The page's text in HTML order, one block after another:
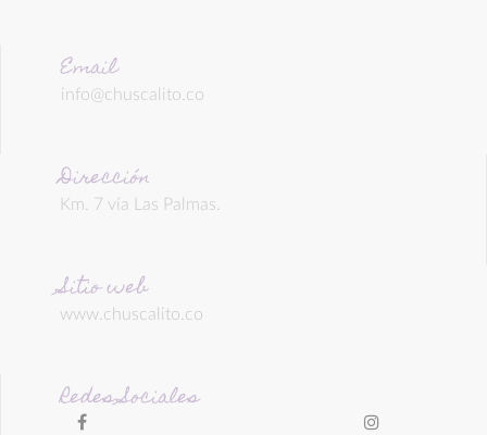
Email
info@chuscalito.co
Dirección
Km. 7 vía Las Palmas.
Sitio web
www.chuscalito.co
Redes Sociales